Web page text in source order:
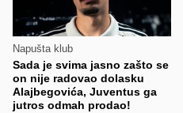
Napušta klub
Sada je svima jasno zašto se
on nije radovao dolasku
Alajbegovića, Juventus ga
jutros odmah prodao!